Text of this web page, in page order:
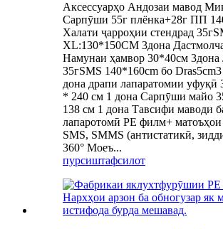
Аксессуарҳо Андозаи мавод
Сарпӯши 55г плёнка+28г ПП
Халати ҷарроҳии стендрад
XL:130*150CM 3дона
Намунаи ҳамвор 30*40см 3дона
35гSMS 140*160cm бо
дона драпи лапаратомии уфуқӣ
* 240 см 1 дона Сарпӯши майо
138 см 1 дона Тавсифи маводи
лапаротомӣ PE филм+
SMS, SMMS (антистатикӣ,
360° Моеъ...
пурсиштафсилот